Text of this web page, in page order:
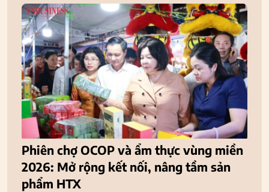
Phiên chợ OCOP và ẩm thực vùng miền
2026: Mở rộng kết nối, nâng tầm sản
phẩm HTX